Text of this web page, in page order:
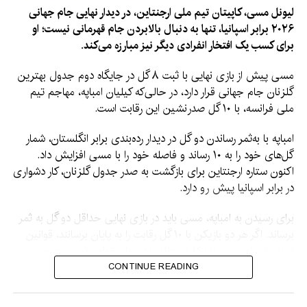
لیونل مسی، کاپیتان تیم ملی ارجنتاین، در دیدار نهایی جام جهانی
۲۰۲۶ برابر اسپانیا، تنها به دنبال بالابردن جام قهرمانی نیست؛ او
برای کسب یک افتخار انفرادی دیگر نیز مبارزه می‌کند.
مسی پیش از بازی نهایی با ثبت ۸ گل در جایگاه دوم جدول بهترین
گلزنان جام جهانی قرار دارد، در حالی‌که کیلیان امباپه، مهاجم تیم
ملی فرانسه، با ۱۰ گل صدرنشین این رقابت است.
امباپه با به‌ثمر رساندن دو گل در دیدار رده‌بندی برابر انگلستان، شمار
گل‌های خود را به ۱۰ رساند و فاصله خود را با مسی افزایش داد.
اکنون ستاره ارجنتاین برای بازگشت به صدر جدول گلزنان، کار دشواری
در برابر اسپانیا پیش رو دارد.
برای رسیدن به امباپه، مسی باید در بازی نهایی حداقل دو گل به ثمر
فیفا برای تعیین برنده کفش طلا وارد عمل خواهد شد. در صورت
برابری تعداد گل‌ها و پاس گل‌ها، بازیکنی که در زمان کمتری به این
آمار رسیده باشد، برنده خواهد شد؛ معیاری که می‌تواند به سود مسی
CONTINUE READING